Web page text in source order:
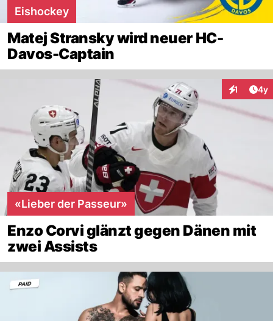
Eishockey
Matej Stransky wird neuer HC-
Davos-Captain
1 4y
«Lieber der Passeur»
Enzo Corvi glänzt gegen Dänen mit
zwei Assists